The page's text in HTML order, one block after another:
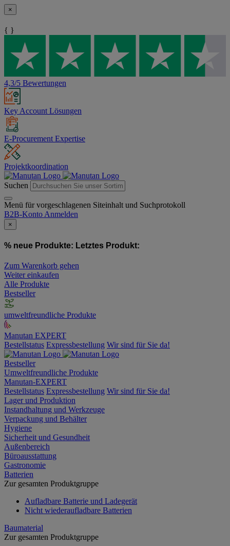
×
{ }
4,3/5 Bewertungen
Key Account Lösungen
E-Procurement Expertise
Projektkoordination
Suchen
Menü für vorgeschlagenen Siteinhalt und Suchprotokoll
B2B-Konto Anmelden
×
% neue Produkte: Letztes Produkt:
Zum Warenkorb gehen
Weiter einkaufen
Alle Produkte
Bestseller
umweltfreundliche Produkte
Manutan EXPERT
Bestellstatus Expressbestellung Wir sind für Sie da!
Bestseller
Umweltfreundliche Produkte
Manutan-EXPERT
Bestellstatus Expressbestellung Wir sind für Sie da!
Lager und Produktion
Instandhaltung und Werkzeuge
Verpackung und Behälter
Hygiene
Sicherheit und Gesundheit
Außenbereich
Büroausstattung
Gastronomie
Batterien
Zur gesamten Produktgruppe
Aufladbare Batterie und Ladegerät
Nicht wiederaufladbare Batterien
Baumaterial
Zur gesamten Produktgruppe